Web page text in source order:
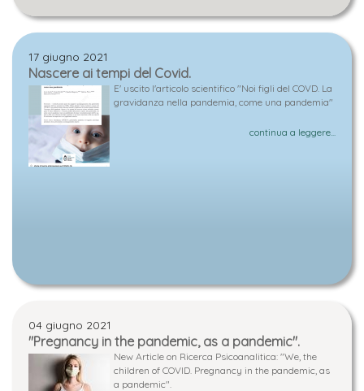
17 giugno 2021
Nascere ai tempi del Covid.
E' uscito l'articolo scientifico "Noi figli del COVD. La
gravidanza nella pandemia, come una pandemia"
continua a leggere...
04 giugno 2021
"Pregnancy in the pandemic, as a pandemic".
New Article on Ricerca Psicoanalitica: "We, the
children of COVID. Pregnancy in the pandemic, as
a pandemic".